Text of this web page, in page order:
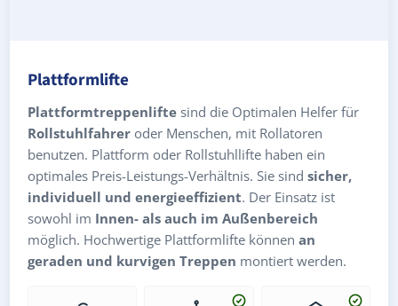
Plattformlifte
Plattformtreppenlifte sind die Optimalen Helfer für
Rollstuhlfahrer oder Menschen, mit Rollatoren
benutzen. Plattform oder Rollstuhllifte haben ein
optimales Preis-Leistungs-Verhältnis. Sie sind sicher,
individuell und energieeffizient. Der Einsatz ist
sowohl im Innen- als auch im Außenbereich
möglich. Hochwertige Plattformlifte können an
geraden und kurvigen Treppen montiert werden.